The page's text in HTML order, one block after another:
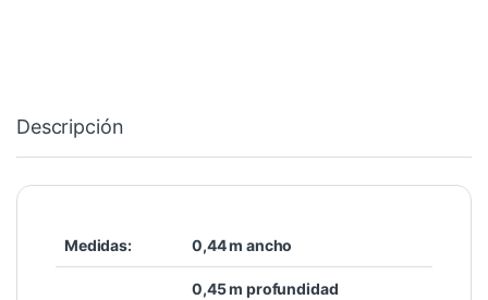
Descripción
Medidas: 0,44 m ancho
0,45 m profundidad